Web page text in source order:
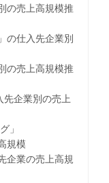
売上高規模推
仕入先企業別
売上高規模推
企業別の売上
」
規模
業の売上高規